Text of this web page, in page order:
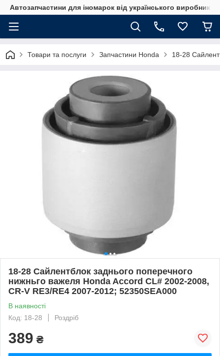
Автозапчастини для іномарок від українського виробника
Товари та послуги Запчастини Honda 18-28
18-28 Сайлентблок заднього поперечного
нижньго важеля Honda Accord CL# 2002-2008,
CR-V RE3/RE4 2007-2012; 52350SEA000
В наявності
Код: 18-28
Роздріб
389 ₴